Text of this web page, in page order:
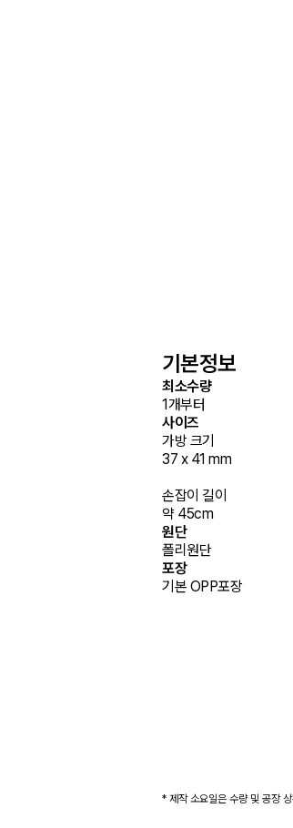
기본정보
최소수량
1개부터
사이즈
가방 크기
37 x 41 mm
손잡이 길이
원단
폴리원단
포장
기본 OPP포장
* 제작 소요일은 수량 및 공장